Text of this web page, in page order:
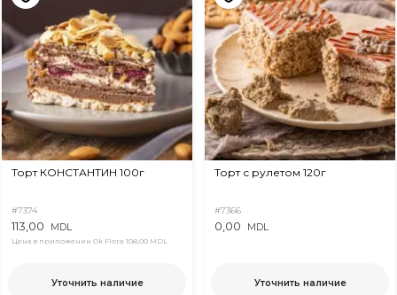
Торт КОНСТАНТИН 100г
#7374
113,00 MDL
Цена в приложении Ok Flora 108,00 MDL
Уточнить наличие
Торт с рулетом 120г
#7366
0,00 MDL
Уточнить наличие